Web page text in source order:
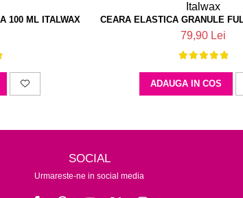
100 ML ITALWAX
Italwax
CEARA ELASTICA GRANULE
79,90 Lei
ADAUGA IN COS
SOCIAL
Urmareste-ne in social media